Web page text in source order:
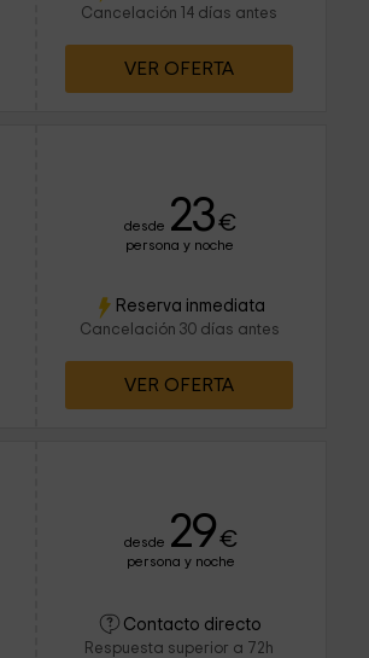
Cancelación 14 días antes
VER OFERTA
desde 23€
persona y noche
Reserva inmediata
Cancelación 30 días antes
VER OFERTA
desde 29€
persona y noche
Contacto directo
Respuesta superior a 72h